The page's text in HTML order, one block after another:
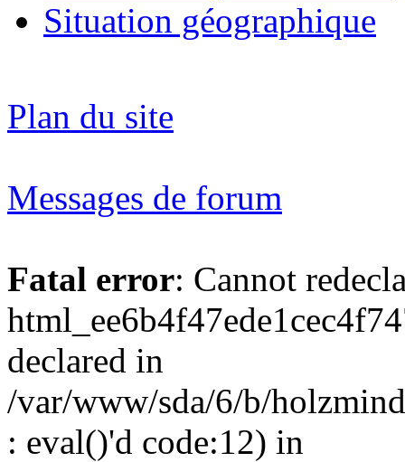
Situation géographique
Plan du site
Messages de forum
Fatal error: Cannot
declared in
/var/www/sda/6/b/
: eval()'d code:12) in